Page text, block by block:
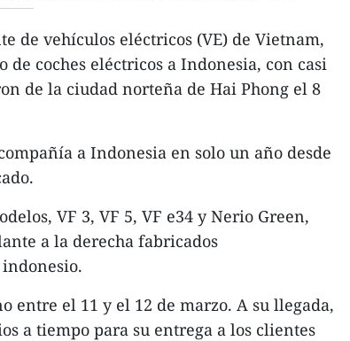
de vehículos eléctricos (VE) de Vietnam,
de coches eléctricos a Indonesia, con casi
de la ciudad norteña de Hai Phong el 8
a Indonesia en solo un año desde
VF 3, VF 5, VF e34 y Nerio Green,
a la derecha fabricados
entre el 11 y el 12 de marzo. A su llegada,
a tiempo para su entrega a los clientes